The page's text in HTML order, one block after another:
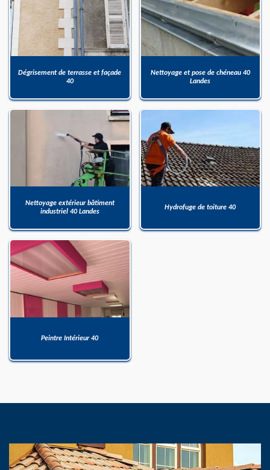
Dégrisement de terrasse et façade
40
Nettoyage et pose de chéneau 40
Landes
Nettoyage extérieur bâtiment
industriel 40 Landes
Hydrofuge de toiture 40
Peintre Intérieur 40